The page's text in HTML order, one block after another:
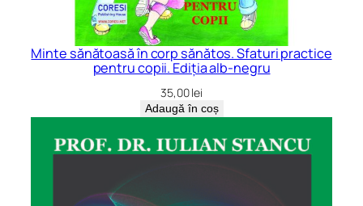
Minte sănătoasă în corp sănătos. Sfaturi practice
pentru copii. Ediția alb-negru
35,00lei
Adaugă în coș